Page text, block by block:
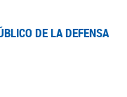
DE LA DEFENSA